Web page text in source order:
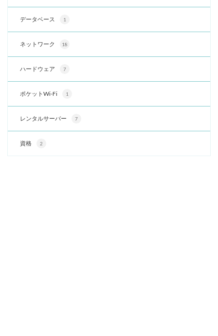
データベース 1
ネットワーク 18
ハードウェア 7
ポケットWi-Fi 1
レンタルサーバー 7
資格 2